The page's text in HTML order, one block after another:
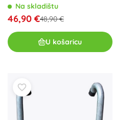
Na skladištu
46,90 €48,90 €
U košaricu